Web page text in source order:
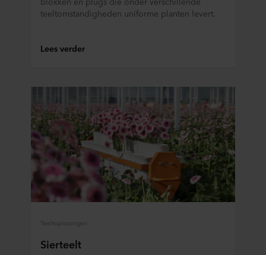
teeltomstandigheden uniforme planten levert.
Lees verder
Teeltoplossingen
Sierteelt